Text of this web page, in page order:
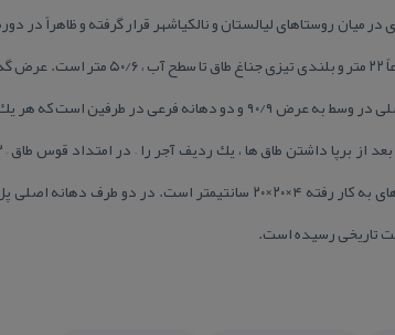
میان روستاهای لیالستان و نالكیاشهر قرار گرفته و ظاهراً در
قاجار) توسط حاجی یحیی نامی ساخته شده است. درازای پل
سپس بقیه بدنه پل را طبق معمول بالا آورده است. اندازه آجرهای به كار رفته ۴×۲۰×۲۰